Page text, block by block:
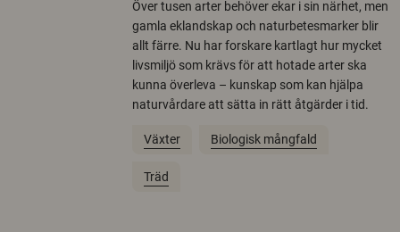
Över tusen arter behöver ekar i sin närhet, men
gamla eklandskap och naturbetesmarker blir
allt färre. Nu har forskare kartlagt hur mycket
livsmiljö som krävs för att hotade arter ska
kunna överleva – kunskap som kan hjälpa
naturvårdare att sätta in rätt åtgärder i tid.
Växter Biologisk mångfald
Träd